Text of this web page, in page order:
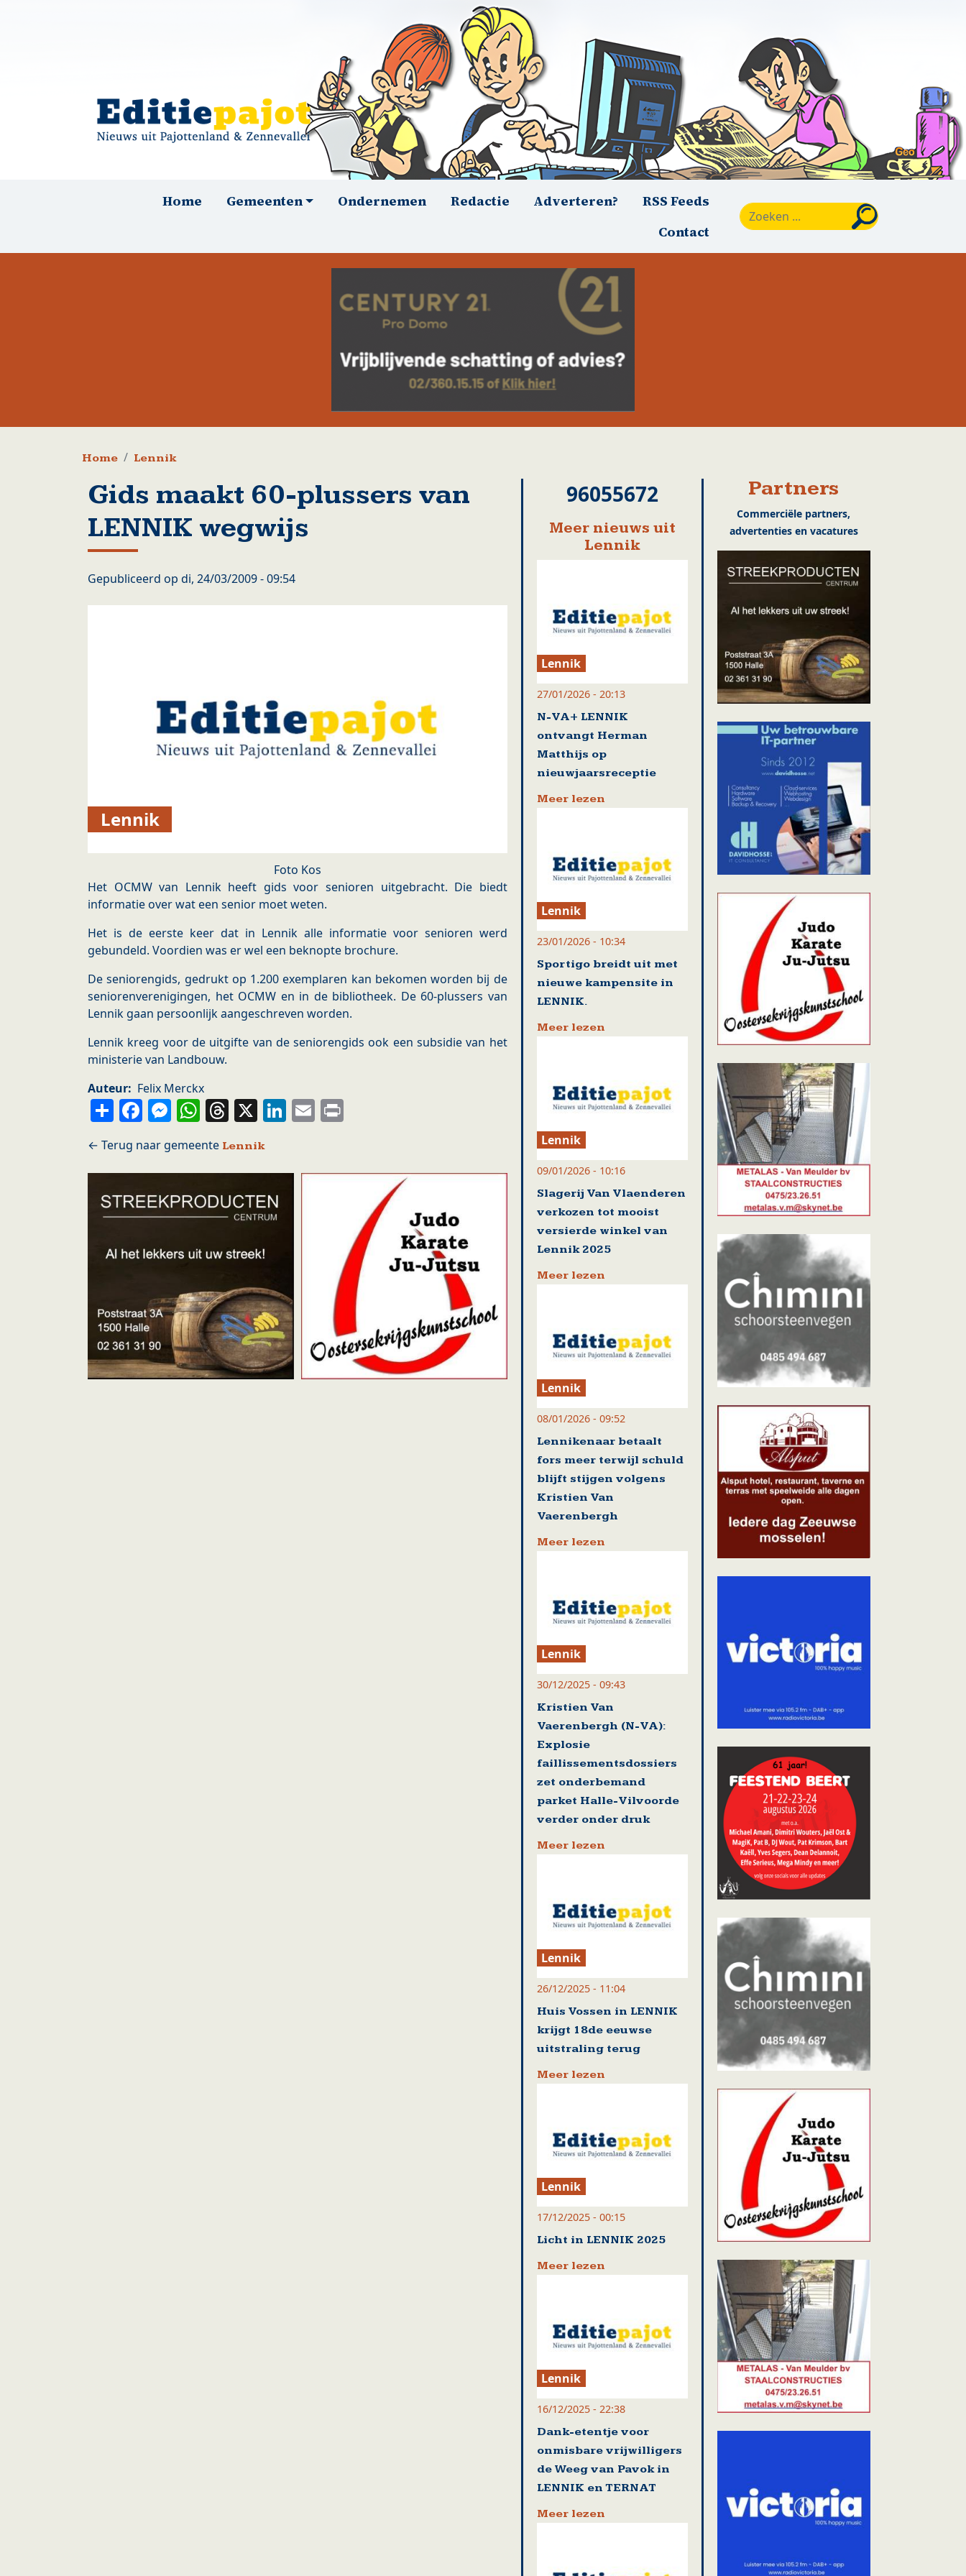
HoofdnavigatieHome Gemeenten Ondernemen Redactie Adverteren?
RSS Feeds
Contact
Kruimelpad
Home Lennik
Gids maakt 60-plussers van
LENNIK wegwijs
Gepubliceerd op di, 24/03/2009 - 09:54
Lennik
Foto Kos
Het OCMW van Lennik heeft gids voor senioren uitgebracht. Die biedt
informatie over wat een senior moet weten.
Het is de eerste keer dat in Lennik alle informatie voor senioren werd
gebundeld. Voordien was er wel een beknopte brochure.
De seniorengids, gedrukt op 1.200 exemplaren kan bekomen worden bij de
seniorenverenigingen, het OCMW en in de bibliotheek. De 60-plussers van
Lennik gaan persoonlijk aangeschreven worden.
Lennik kreeg voor de uitgifte van de seniorengids ook een subsidie van het
ministerie van Landbouw.
Auteur
Felix Merckx
ShareFacebook
Messenger
WhatsApp
Threads
X LinkedIn
Email
Lennik
96055672
Meer nieuws uit
Lennik
Lennik
27/01/2026 - 20:13
N-VA+ LENNIK
ontvangt Herman
Matthijs op
nieuwjaarsreceptie
Meer lezen
Lennik
23/01/2026 - 10:34
Sportigo breidt uit met
nieuwe kampensite in
LENNIK.
Meer lezen
Lennik
09/01/2026 - 10:16
Slagerij Van Vlaenderen
verkozen tot mooist
versierde winkel van
Lennik 2025
Meer lezen
Lennik
08/01/2026 - 09:52
Lennikenaar betaalt
fors meer terwijl schuld
blijft stijgen volgens
Kristien Van
Vaerenbergh
Meer lezen
Lennik
30/12/2025 - 09:43
Kristien Van
Vaerenbergh (N-VA):
Explosie
faillissementsdossiers
zet onderbemand
parket Halle-Vilvoorde
verder onder druk
Meer lezen
Lennik
26/12/2025 - 11:04
Huis Vossen in LENNIK
krijgt 18de eeuwse
uitstraling terug
Meer lezen
Lennik
17/12/2025 - 00:15
Licht in LENNIK 2025
Meer lezen
Lennik
16/12/2025 - 22:38
Dank-etentje voor
onmisbare vrijwilligers
de Weeg van Pavok in
LENNIK en TERNAT
Meer lezen
Partners
Commerciële partners,
advertenties en vacatures